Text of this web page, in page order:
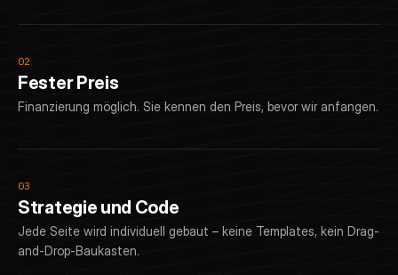
02
Fester Preis
Finanzierung möglich. Sie kennen den Preis, bevor wir anfangen.
03
Strategie und Code
Jede Seite wird individuell gebaut – keine Templates, kein Drag-
and-Drop-Baukasten.